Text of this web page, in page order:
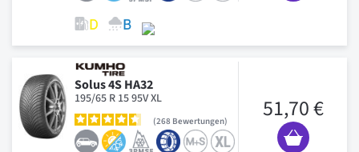
Solus 4S HA32
195/65 R 15 95V XL
268 Bewertungen 51,70 €